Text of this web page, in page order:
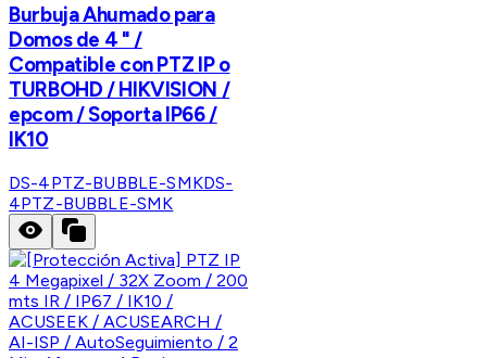
Burbuja Ahumado para
Domos de 4 " /
Compatible con PTZ IP o
TURBOHD / HIKVISION /
epcom / Soporta IP66 /
IK10
DS-4PTZ-BUBBLE-SMKDS-
4PTZ-BUBBLE-SMK